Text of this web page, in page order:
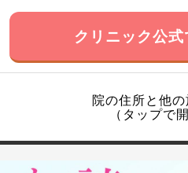
クリニック公
院の住所と他
（タップで